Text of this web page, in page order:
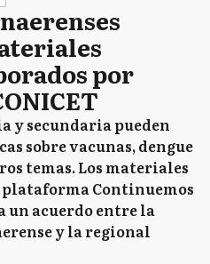
por
y secundaria pueden
sobre vacunas, dengue
temas. Los materiales
Continuemos
un acuerdo entre la
y la regional